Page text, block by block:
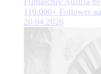
110.000+ Follower
20.04.2026